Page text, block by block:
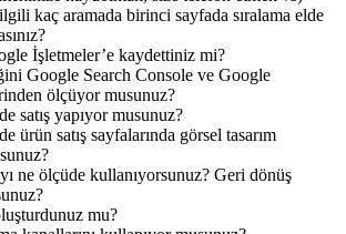
kaç aramada birinci sayfada sıralama elde
İşletmeler’e kaydettiniz mi?
Google Search Console ve Google
ölçüyor musunuz?
satış yapıyor musunuz?
ürün satış sayfalarında görsel tasarım
ne ölçüde kullanıyorsunuz? Geri dönüş
mu?